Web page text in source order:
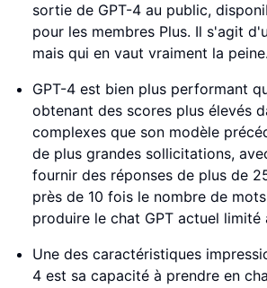
sortie de GPT-4 au public,
pour les membres Plus. Il s'agit
mais qui en vaut vraiment la peine.
GPT-4 est bien plus performant
obtenant des scores plus élevés
complexes que son modèle
de plus grandes sollicitations,
fournir des réponses de plus de
près de 10 fois le nombre de
produire le chat GPT actuel limité
Une des caractéristiques
4 est sa capacité à prendre en